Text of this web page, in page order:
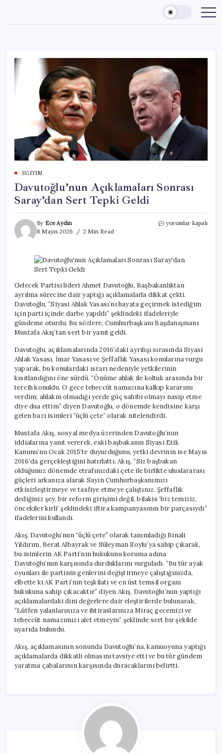
content
EĞITIM
Davutoğlu’nun Açıklamaları Sonrası
Saray’dan Sert Tepki Geldi
By Ece Aydın
8 Mayıs 2026
2 Min Read
Davutoğlu’nun
Sert
Tepki
için
yorumlar kapalı
Gelecek Partisi lideri Ahmet Davutoğlu, Başbakanlıktan
ayrılma sürecine dair yaptığı açıklamalarla dikkat çekti.
Davutoğlu, “Siyasi Ahlak Yasası’nı hayata geçirmek istediğim
için parti içinde darbe yapıldı” şeklindeki ifadeleriyle
gündeme oturdu. Bu sözlere, Cumhurbaşkanı Başdanışmanı
Mustafa Akış’tan sert bir yanıt geldi.
Davutoğlu, açıklamalarında 2016’daki ayrılışı sırasında Siyasi
Ahlak Yasası, İmar Yasası ve Şeffaflık Yasası konularına vurgu
yaparak, bu konulardaki ısrarı nedeniyle yetkilerinin
kısıtlandığını öne sürdü. “Önüme ahlak ile koltuk arasında bir
tercih konuldu. O gece teheccüt namazına kalkıp kararımı
verdim; ahlakın olmadığı yerde güç sahibi olmayı nasip etme
diye dua ettim” diyen Davutoğlu, o dönemde kendisine karşı
gelen bazı isimleri “üçlü çete” olarak nitelendirdi.
Mustafa Akış, sosyal medya üzerinden Davutoğlu’nun
iddialarına yanıt vererek, eski başbakanın Siyasi Etik
Kanunu’nu Ocak 2015’te duyurduğunu, yetki devrinin ise Mayıs
2016’da gerçekleştiğini hatırlattı. Akış, “Siz başbakan
olduğunuz dönemde etrafınızdaki çete ile birlikte uluslararası
güçleri arkanıza alarak Sayın Cumhurbaşkanımızı
etkisizleştirmeye ve tasfiye etmeye çalıştınız. Şeffaflık
dediğiniz şey, bir reform girişimi değil, bilakis ‘biz temiziz,
öncekiler kirli’ şeklindeki iftira kampanyasının bir parçasıydı”
ifadelerini kullandı.
Akış, Davutoğlu’nun “üçlü çete” olarak tanımladığı Binali
Yıldırım, Berat Albayrak ve Süleyman Soylu’ya sahip çıkarak,
bu isimlerin AK Parti’nin hukukunu koruma adına
Davutoğlu’nun karşısında durduklarını vurguladı. “Bu tür ayak
oyunları ile partinin genlerini değiştirmeye çalıştığınızda,
elbette ki AK Parti’nin teşkilatı ve en üst temsil organı
hukukuna sahip çıkacaktır” diyen Akış, Davutoğlu’nun yaptığı
açıklamalardaki dini değerlere dair eleştirilerde bulunarak,
“Lütfen yalanlarınıza ve ihtiraslarınıza Miraç gecemizi ve
teheccüt namazımızı alet etmeyin” şeklinde sert bir şekilde
uyarıda bulundu.
Akış, açıklamasının sonunda Davutoğlu’na, kamuoyuna yaptığı
açıklamalarda dikkatli olmasını tavsiye etti ve bu tür gündem
yaratma çabalarının karşısında duracaklarını belirtti.